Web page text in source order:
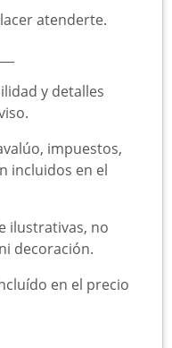
atenderte.
y detalles
impuestos,
incluidos en el
ilustrativas, no
decoración.
en el precio